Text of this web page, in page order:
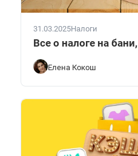
31.03.2025Налоги
Все о налоге на
Елена Кокош